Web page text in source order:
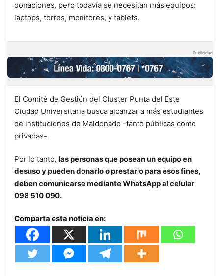
donaciones, pero todavía se necesitan más equipos:
laptops, torres, monitores, y tablets.
Publicidad
El Comité de Gestión del Cluster Punta del Este
Ciudad Universitaria busca alcanzar a más estudiantes
de instituciones de Maldonado -tanto públicas como
privadas-.
Por lo tanto, las personas que posean un equipo en
desuso y pueden donarlo o prestarlo para esos fines,
deben comunicarse mediante WhatsApp al celular
098 510 090.
Comparta esta noticia en: